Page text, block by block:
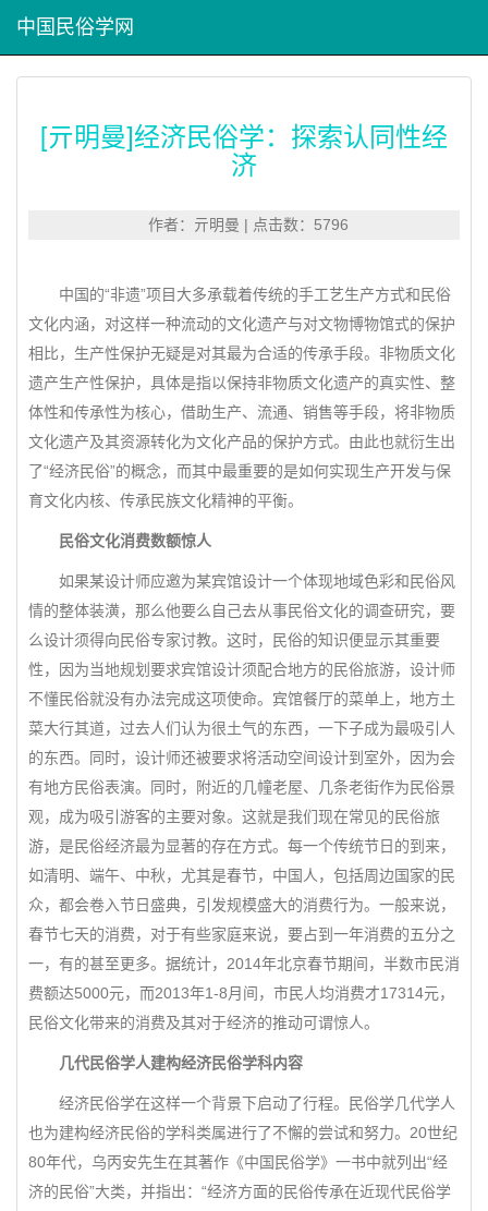
中国民俗学网
[亓明曼]经济民俗学：探索认同性经
济
作者：亓明曼 | 点击数：5796
中国的“非遗”项目大多承载着传统的手工艺生产方式和民俗
文化内涵，对这样一种流动的文化遗产与对文物博物馆式的保护
相比，生产性保护无疑是对其最为合适的传承手段。非物质文化
遗产生产性保护，具体是指以保持非物质文化遗产的真实性、整
体性和传承性为核心，借助生产、流通、销售等手段，将非物质
文化遗产及其资源转化为文化产品的保护方式。由此也就衍生出
了“经济民俗”的概念，而其中最重要的是如何实现生产开发与保
育文化内核、传承民族文化精神的平衡。
民俗文化消费数额惊人
如果某设计师应邀为某宾馆设计一个体现地域色彩和民俗风
情的整体装潢，那么他要么自己去从事民俗文化的调查研究，要
么设计须得向民俗专家讨教。这时，民俗的知识便显示其重要
性，因为当地规划要求宾馆设计须配合地方的民俗旅游，设计师
不懂民俗就没有办法完成这项使命。宾馆餐厅的菜单上，地方土
菜大行其道，过去人们认为很土气的东西，一下子成为最吸引人
的东西。同时，设计师还被要求将活动空间设计到室外，因为会
有地方民俗表演。同时，附近的几幢老屋、几条老街作为民俗景
观，成为吸引游客的主要对象。这就是我们现在常见的民俗旅
游，是民俗经济最为显著的存在方式。每一个传统节日的到来，
如清明、端午、中秋，尤其是春节，中国人，包括周边国家的民
众，都会卷入节日盛典，引发规模盛大的消费行为。一般来说，
春节七天的消费，对于有些家庭来说，要占到一年消费的五分之
一，有的甚至更多。据统计，2014年北京春节期间，半数市民消
费额达5000元，而2013年1-8月间，市民人均消费才17314元，
民俗文化带来的消费及其对于经济的推动可谓惊人。
几代民俗学人建构经济民俗学科内容
经济民俗学在这样一个背景下启动了行程。民俗学几代学人
也为建构经济民俗的学科类属进行了不懈的尝试和努力。20世纪
80年代，乌丙安先生在其著作《中国民俗学》一书中就列出“经
济的民俗”大类，并指出：“经济方面的民俗传承在近现代民俗学